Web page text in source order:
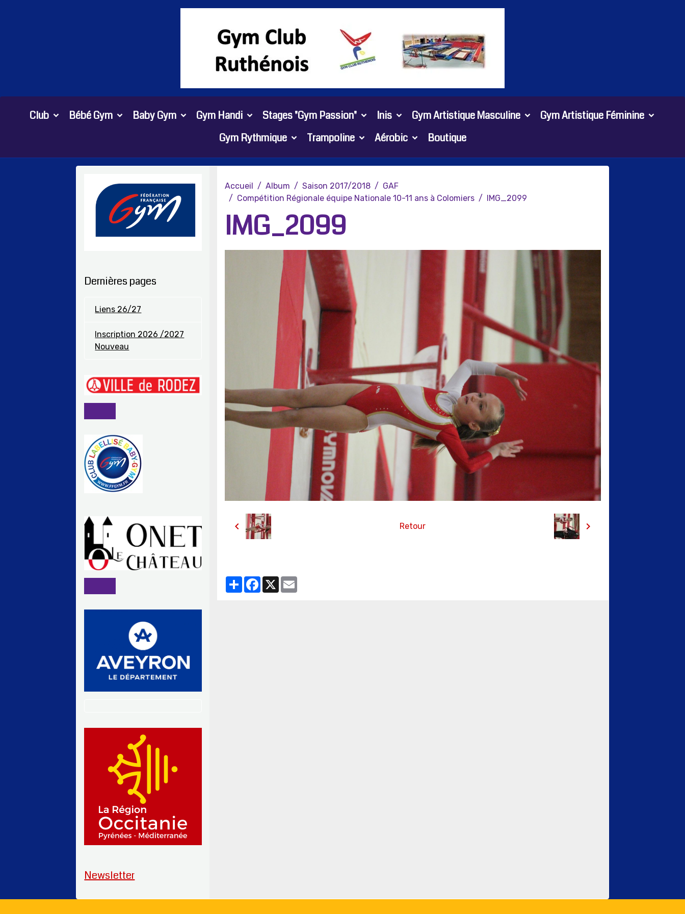
Club Bébé Gym Baby Gym Gym Handi Stages "Gym Passion" Inis Gym Artistique Masculine
Gym Artistique Féminine
Gym Rythmique
Trampoline Aérobic Boutique
Accueil Album Saison 2017/2018
GAF
Compétition Régionale équipe Nationale 10-11 ans à Colomiers
IMG_2099
IMG_2099
Retour
PartagerFacebook
X
Dernières pages
Liens 26/27
Inscription 2026 /2027
Nouveau
Newsletter